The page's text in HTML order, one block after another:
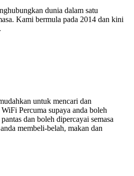
dunia dalam satu
Kami bermula pada 2014 dan kini
untuk mencari dan
Percuma supaya anda boleh
dan boleh dipercayai semasa
membeli-belah, makan dan